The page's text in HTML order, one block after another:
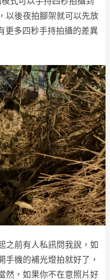
以後夜拍腳架就可以先放
更多四秒手持拍攝的差異
之前有人私訊問我說，如
手機的補光燈拍就好了，
然，如果你不在意照片好